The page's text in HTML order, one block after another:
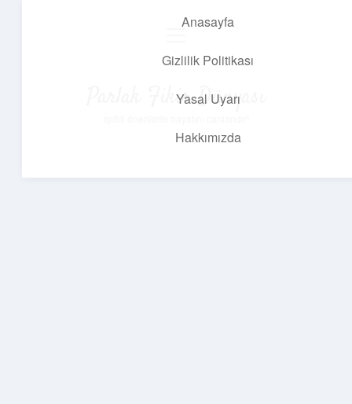
Anasayfa
Gizlilik Politikası
Yasal Uyarı
Hakkımızda
Parlak Fikir Dünyası